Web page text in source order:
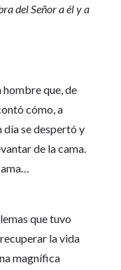
del Señor a él y a
que, de
cómo, a
día se despertó y
de la cama.
que tuvo
la vida
magnífica